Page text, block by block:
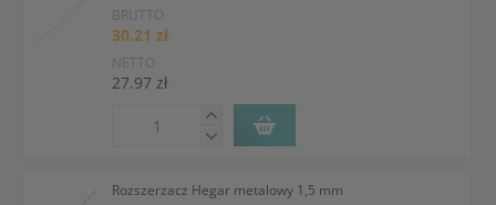
BRUTTO
30.21 zł
NETTO
27.97 zł
Rozszerzacz Hegar metalowy 1,5 mm